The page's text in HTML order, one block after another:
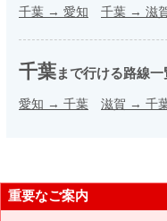
千葉 → 愛知 千葉 → 滋
千葉まで行ける路線一
愛知 → 千葉 滋賀 → 千
重要なご案内